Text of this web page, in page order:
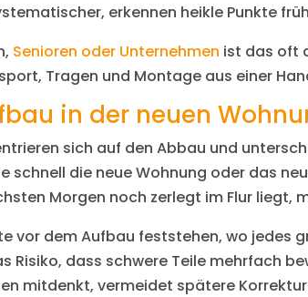
erkennen heikle Punkte
Senioren oder Unternehmen ist das oft
Tragen und Montage aus einer
in der neuen
sich auf den Abbau und
schnell die neue Wohnung oder das
Morgen noch zerlegt im Flur liegt,
vor dem Aufbau feststehen, wo jedes
Risiko, dass schwere Teile mehrfach
mitdenkt, vermeidet spätere